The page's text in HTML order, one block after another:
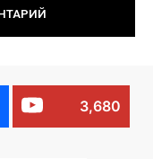
3,680